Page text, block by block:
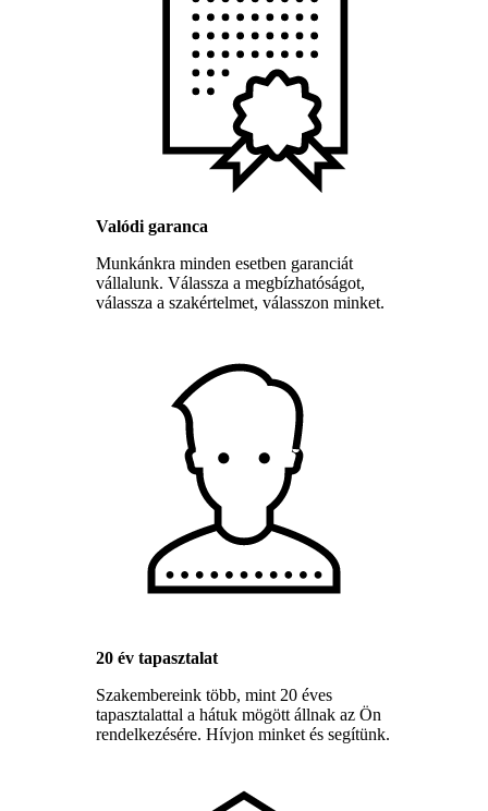
Valódi garanca
Munkánkra minden esetben garanciát
vállalunk. Válassza a megbízhatóságot,
válassza a szakértelmet, válasszon minket.
20 év tapasztalat
Szakembereink több, mint 20 éves
tapasztalattal a hátuk mögött állnak az Ön
rendelkezésére. Hívjon minket és segítünk.